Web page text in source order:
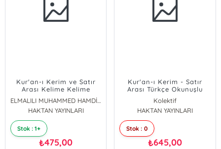
Kur'an-ı Kerim ve Satır
Arası Kelime Kelime
Türkçe Okunuşu (Kod:H-
15, Orta Boy); Bilgisayar
Hatlı - Transkriptli -
ELMALILI MUHAMMED HAMDİ YAZIR
HAKTAN YAYINLARI
Stok : 1+
₺475,00
Kur'an-ı Kerim - Satır
Arası Türkçe Okunuşlu
(Kod:H-30, Rahle Boy)
Kolektif
HAKTAN YAYINLARI
Stok : 0
₺645,00